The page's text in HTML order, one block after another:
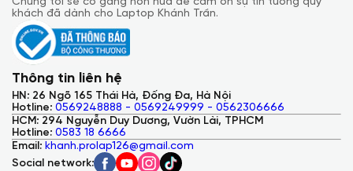
Chiếc máy tính này được thiết kế để đem lại trải nghiệm vô
cùng thoải mái cho người dùng.
1. Bàn phím
Bàn phím ThinkPad từ lâu từ
3 đã trở thành biểu tượng của sự hoàn hảo trong trải nghiệm
gõ. Với hành trình phím sâu, thiết kế cong ôm trọn đầu ngón
tay, mỗi lần nhấn phím đều mang đến cảm giác chắc chắn và
êm ái. Âm thanh gõ nhẹ nhàng, không gây xao nhãng, giúp
bạn tập trung cao độ vào công việc. Đèn nền hai cấp độ linh
hoạt, đáp ứng mọi nhu cầu sử dụng, kể cả trong môi trường
thiếu sáng.
khách đã dành cho Laptop Khánh Trần.
Thông tin liên hệ
HN: 26 Ngõ 165 Thái Hà, Đống Đa, Hà Nội
Hotline: 0569248888 - 0569249999 - 0562306666
HCM: 294 Nguyễn Duy Dương, Vườn Lài, TPHCM
Hotline: 0583 18 6666
Email: khanh.prolap126@gmail.com
Social network: